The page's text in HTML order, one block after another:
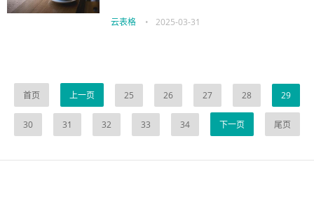
云表格 • 2025-03-31
首页 上一页 25 26 27 28 29
30 31 32 33 34 下一页 尾页